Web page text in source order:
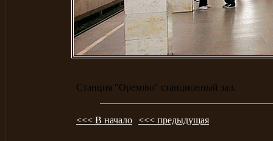
Станция "Орехово" станционный зал.
<<< В начало <<< предыдущая